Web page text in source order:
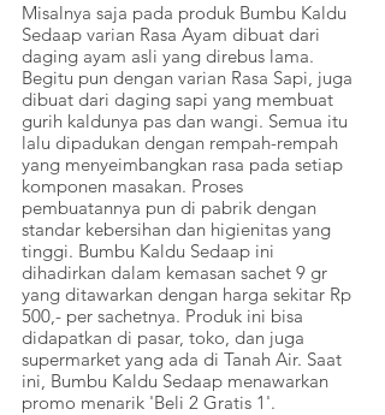
Misalnya saja pada produk Bumbu Kaldu
Sedaap varian Rasa Ayam dibuat dari
daging ayam asli yang direbus lama.
Begitu pun dengan varian Rasa Sapi, juga
dibuat dari daging sapi yang membuat
gurih kaldunya pas dan wangi. Semua itu
lalu dipadukan dengan rempah-rempah
yang menyeimbangkan rasa pada setiap
komponen masakan. Proses
pembuatannya pun di pabrik dengan
standar kebersihan dan higienitas yang
tinggi. Bumbu Kaldu Sedaap ini
dihadirkan dalam kemasan sachet 9 gr
yang ditawarkan dengan harga sekitar Rp
500,- per sachetnya. Produk ini bisa
didapatkan di pasar, toko, dan juga
supermarket yang ada di Tanah Air. Saat
ini, Bumbu Kaldu Sedaap menawarkan
promo menarik 'Beli 2 Gratis 1'.